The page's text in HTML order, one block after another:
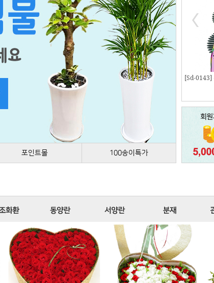
포인트몰 100송이특가